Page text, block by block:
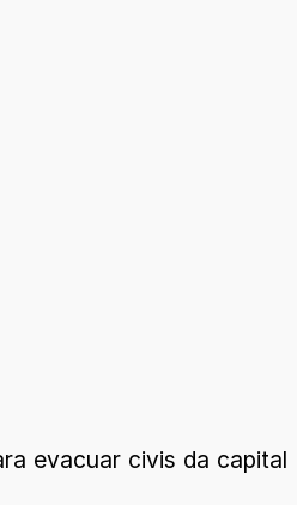
evacuar civis da capital